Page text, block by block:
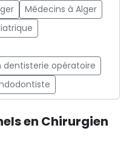
Médecins à Alger
dentisterie opératoire
en Chirurgien